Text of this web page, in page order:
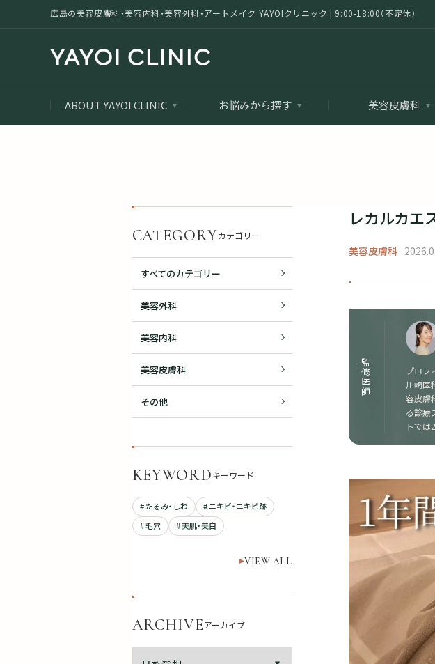
広島の美容皮膚科・美容内科・美容外科・アートメイク YAYOIクリニック | 9:00-18:00（不定休）
ABOUT YAYOI CLINIC お悩みから探す 美容皮膚科
レカルカエ
美容皮膚科
監修医師
プロフ
川崎医
容皮膚
る診療
トでは
CATEGORYカテゴリー
すべてのカテゴリー
美容外科
美容内科
美容皮膚科
その他
KEYWORDキーワード
# たるみ・しわ
# ニキビ・ニキビ跡
# 毛穴
# 美肌・美白
VIEW ALL
ARCHIVEアーカイブ